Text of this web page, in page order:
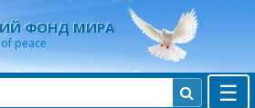
ФОНД МИРА
peace
☰
